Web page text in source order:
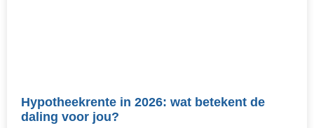
Hypotheekrente in 2026: wat betekent de
daling voor jou?